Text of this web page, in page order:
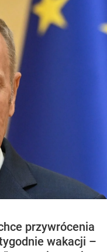
przywrócenia
wakacji –